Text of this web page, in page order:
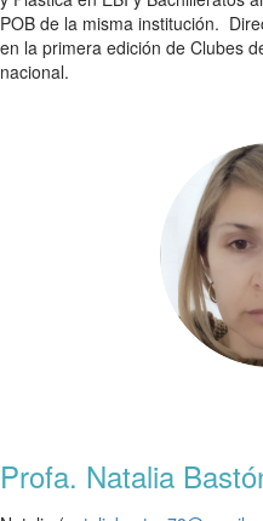
POB de la misma institución.
en la primera edición de Clubes
nacional.
Profa. Natalia